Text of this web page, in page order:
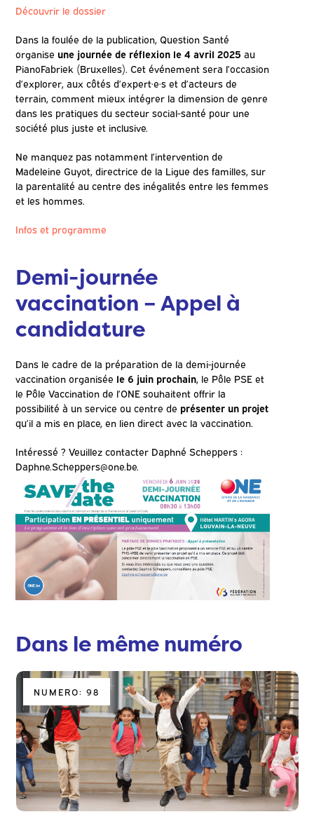
Découvrir le dossier
Dans la foulée de la publication, Question Santé
organise une journée de réflexion le 4 avril 2025 au
PianoFabriek (Bruxelles). Cet événement sera l’occasion
d’explorer, aux côtés d’expert·e·s et d’acteurs de
terrain, comment mieux intégrer la dimension de genre
dans les pratiques du secteur social-santé pour une
société plus juste et inclusive.
Ne manquez pas notamment l’intervention de
Madeleine Guyot, directrice de la Ligue des familles, sur
la parentalité au centre des inégalités entre les femmes
et les hommes.
Infos et programme
Demi-journée
vaccination – Appel à
candidature
Dans le cadre de la préparation de la demi-journée
vaccination organisée le 6 juin prochain, le Pôle PSE et
le Pôle Vaccination de l’ONE souhaitent offrir la
possibilité à un service ou centre de présenter un projet
qu’il a mis en place, en lien direct avec la vaccination.
Intéressé ? Veuillez contacter Daphné Scheppers :
Daphne.Scheppers@one.be.
Dans le même numéro
NUMERO: 98